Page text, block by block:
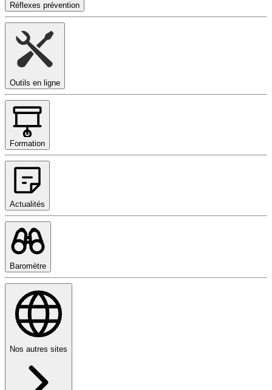
Réflexes prévention
Outils en ligne
Formation
Actualités
Baromètre
Nos autres sites